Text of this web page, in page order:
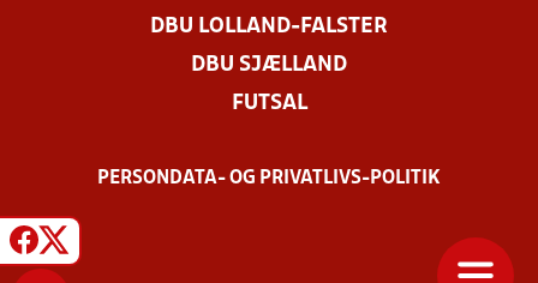
DBU LOLLAND-FALSTER
DBU SJÆLLAND
FUTSAL
PERSONDATA- OG PRIVATLIVS-POLITIK